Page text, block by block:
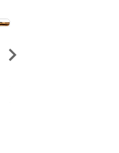
Católica